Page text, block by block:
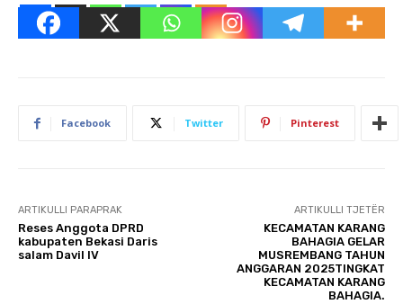
Facebook Twitter Pinterest
ARTIKULLI PARAPRAK
Reses Anggota DPRD
kabupaten Bekasi Daris
salam Davil lV
ARTIKULLI TJETËR
KECAMATAN KARANG
BAHAGIA GELAR
MUSREMBANG TAHUN
ANGGARAN 2025TINGKAT
KECAMATAN KARANG
BAHAGIA.